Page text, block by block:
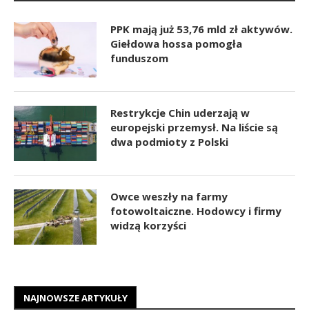
PPK mają już 53,76 mld zł aktywów.
Giełdowa hossa pomogła
funduszom
Restrykcje Chin uderzają w
europejski przemysł. Na liście są
dwa podmioty z Polski
Owce weszły na farmy
fotowoltaiczne. Hodowcy i firmy
widzą korzyści
NAJNOWSZE ARTYKUŁY